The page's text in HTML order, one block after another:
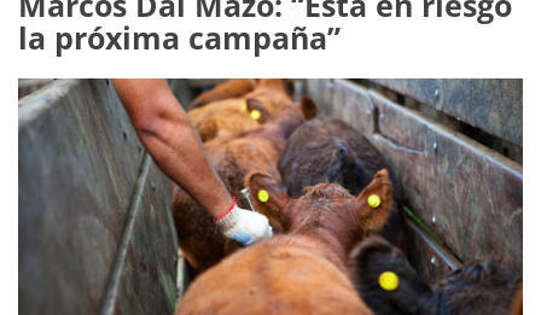
la próxima campaña”